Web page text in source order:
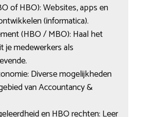
of HBO): Websites, apps en
(informatica).
(HBO / MBO): Haal het
je medewerkers als
Diverse mogelijkheden
van Accountancy &